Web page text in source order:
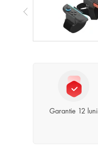
Garantie 12 luni